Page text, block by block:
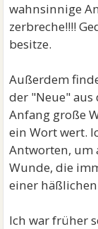
wahnsinnige
zerbreche!!!!
besitze.
Außerdem
der "Neue"
Anfang große
ein Wort wert.
Antworten, um
Wunde, die
einer
Ich war früher